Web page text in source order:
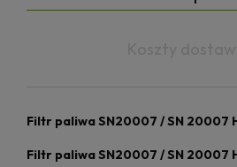
Filtr paliwa SN20007 / SN 20007
Filtr paliwa SN20007 / SN 20007